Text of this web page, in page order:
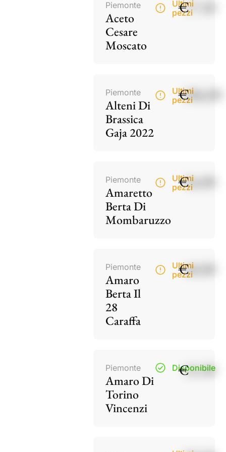
Piemonte
Aceto
Cesare
Moscato
Ultimi
pezzi
€17,50
Piemonte
Alteni Di
Brassica
Gaja 2022
Ultimi
pezzi
€186,00
Piemonte
Amaretto
Berta Di
Mombaruzzo
Ultimi
pezzi
€34,00
Piemonte
Amaro
Berta Il
28
Caraffa
Ultimi
pezzi
€40,00
Piemonte
Amaro Di
Torino
Vincenzi
Disponibile
€15,50